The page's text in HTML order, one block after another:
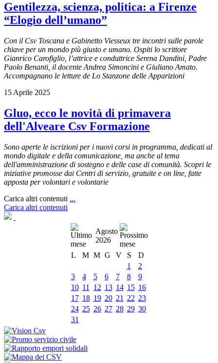
Gentilezza, scienza, politica: a Firenze
“Elogio dell’umano”
Con il Csv Toscana e Gabinetto Viesseux tre incontri sulle parole
chiave per un mondo più giusto e umano. Ospiti lo scrittore
Gianrico Carofiglio, l’attrice e conduttrice Serena Dandini, Padre
Paolo Benanti, il docente Andrea Simoncini e Giuliano Amato.
Accompagnano le letture de Lo Stanzone delle Apparizioni
15 Aprile 2025
Gluo, ecco le novità di primavera
dell'Alveare Csv Formazione
Sono aperte le iscrizioni per i nuovi corsi in programma, dedicati al
mondo digitale e della comunicazione, ma anche al tema
dell'amministrazione di sostegno e delle case di comunità. Scopri le
iniziative promosse dai Centri di servizio, gratuite e on line, fatte
apposta per volontari e volontarie
Carica altri contenuti ...
Carica altri contenuti
Agosto
2026
L
M M G V S
D
1
2
3
4 5 6 7 8
9
10 11 12 13 14 15 16
17 18 19 20 21 22 23
24 25 26 27 28 29 30
31